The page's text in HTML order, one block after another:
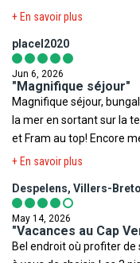
FRAM
Voyage,Ministère des
pour la sortie du territoire
Toutefois il est rappelé
ne peuvent être
terroriste.
pétillantes, souriantes et
+ En savoir plus
placel2020
Jun 6, 2026
"Magnifique séjour"
Magnifique séjour,
la mer en sortant sur la
et Fram au top! Encore
+ En savoir plus
Despelens, Villers-
May 14, 2026
"Vacances au Cap
Bel endroit où profiter de